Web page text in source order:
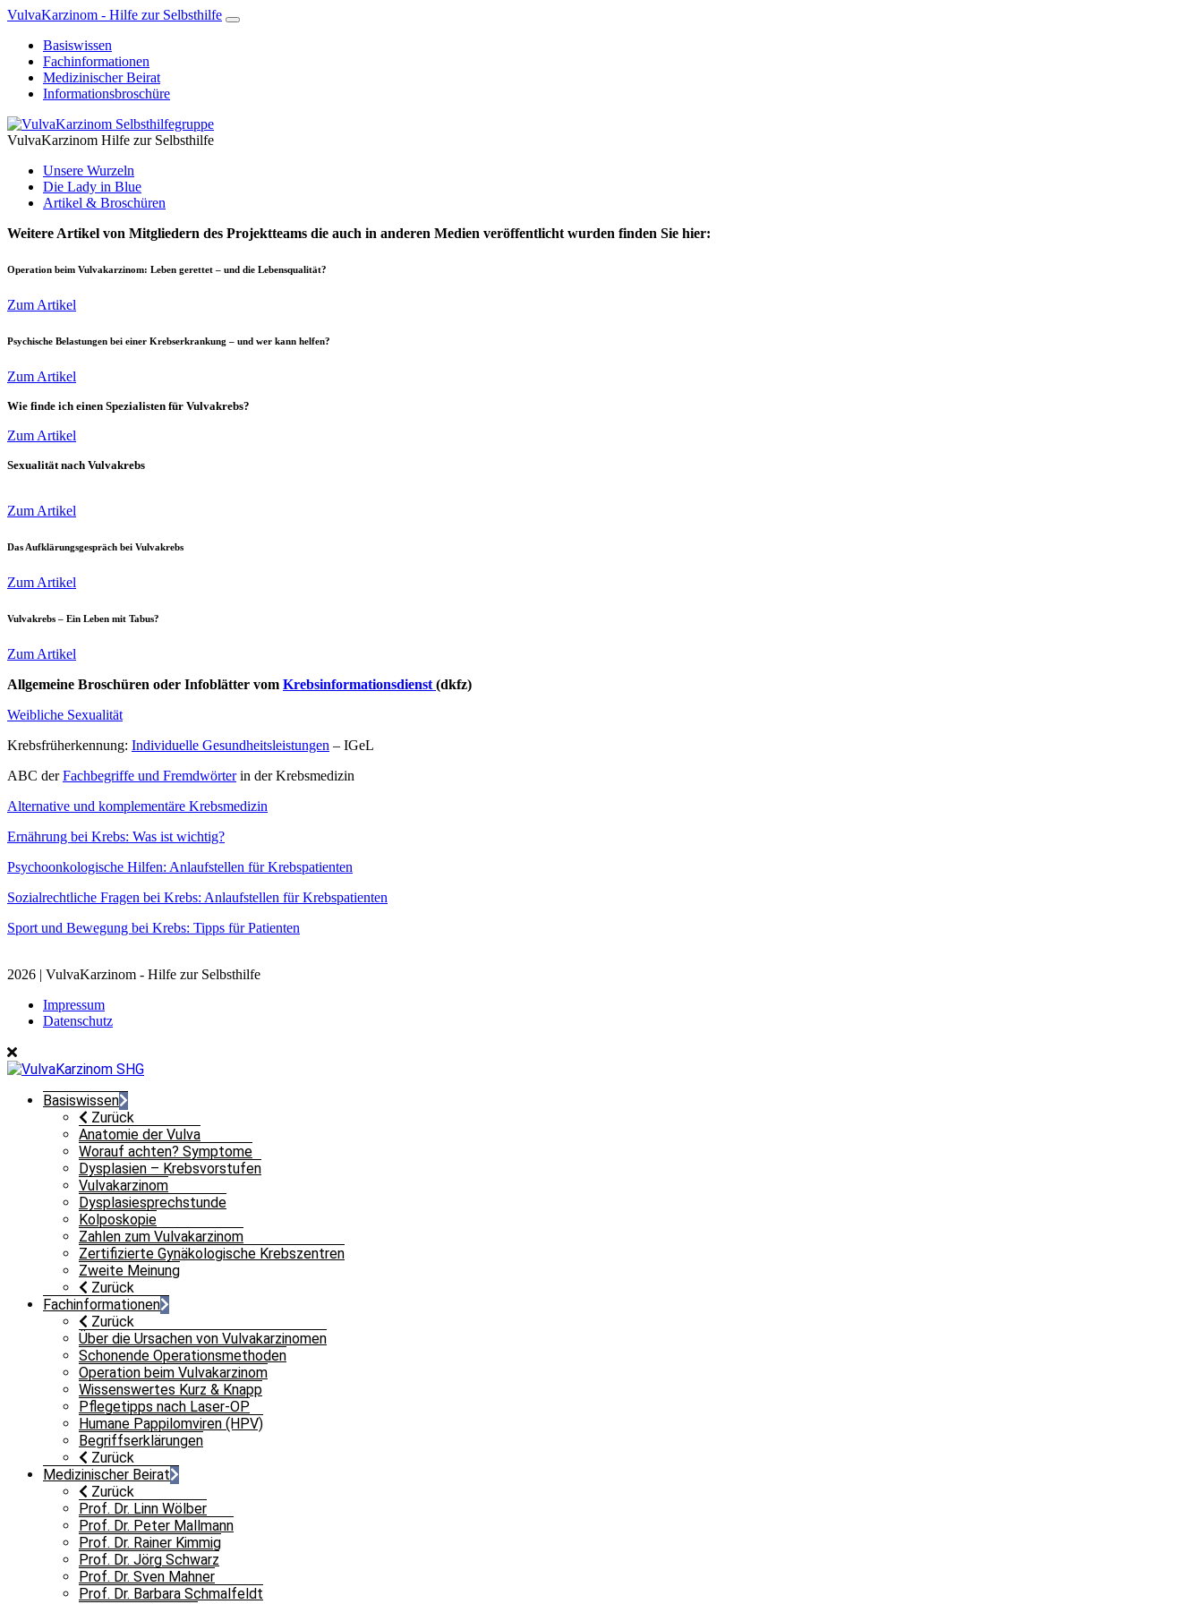
VulvaKarzinom - Hilfe zur Selbsthilfe
Basiswissen
Fachinformationen
Medizinischer Beirat
Informationsbroschüre
VulvaKarzinom Hilfe zur Selbsthilfe
Unsere Wurzeln
Die Lady in Blue
Artikel & Broschüren
Weitere Artikel von Mitgliedern des Projektteams die auch in anderen Medien veröffentlicht wurden finden Sie hier:
Operation beim Vulvakarzinom: Leben gerettet – und die Lebensqualität?
Zum Artikel
Psychische Belastungen bei einer Krebserkrankung – und wer kann helfen?
Zum Artikel
Wie finde ich einen Spezialisten für Vulvakrebs?
Zum Artikel
Sexualität nach Vulvakrebs
Zum Artikel
Das Aufklärungsgespräch bei Vulvakrebs
Zum Artikel
Vulvakrebs – Ein Leben mit Tabus?
Zum Artikel
Allgemeine Broschüren oder Infoblätter vom Krebsinformationsdienst (dkfz)
Weibliche Sexualität
Krebsfrüherkennung: Individuelle Gesundheitsleistungen – IGeL
ABC derFachbegriffe und Fremdwörterin der Krebsmedizin
Alternative und komplementäre Krebsmedizin
Ernährung bei Krebs: Was ist wichtig?
Psychoonkologische Hilfen: Anlaufstellen für Krebspatienten
Sozialrechtliche Fragen bei Krebs: Anlaufstellen für Krebspatienten
Sport und Bewegung bei Krebs: Tipps für Patienten
2026 | VulvaKarzinom - Hilfe zur Selbsthilfe
Impressum
Datenschutz
Basiswissen
Zurück
Anatomie der Vulva
Worauf achten? Symptome
Dysplasien – Krebsvorstufen
Vulvakarzinom
Dysplasiesprechstunde
Kolposkopie
Zahlen zum Vulvakarzinom
Zertifizierte Gynäkologische Krebszentren
Zweite Meinung
Zurück
Fachinformationen
Zurück
Über die Ursachen von Vulvakarzinomen
Schonende Operationsmethoden
Operation beim Vulvakarzinom
Wissenswertes Kurz & Knapp
Pflegetipps nach Laser-OP
Humane Pappilomviren (HPV)
Begriffserklärungen
Zurück
Medizinischer Beirat
Zurück
Prof. Dr. Linn Wölber
Prof. Dr. Peter Mallmann
Prof. Dr. Rainer Kimmig
Prof. Dr. Jörg Schwarz
Prof. Dr. Sven Mahner
Prof. Dr. Barbara Schmalfeldt